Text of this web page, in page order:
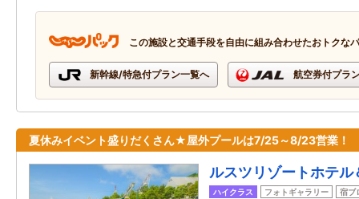
この施設と交通手段を自由に組み合わせたおトクな
新幹線/特急付プラン一覧へ 航空券付プラ
夏休みイベント盛りだくさん★屋外プールは7/25～8/23営業！
ルスツリゾートホテル
ハイクラス フォトギャラリー 宿ブ